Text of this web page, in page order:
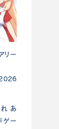
リー
あ
ゲー